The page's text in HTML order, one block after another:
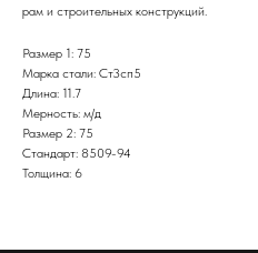
рам и строительных конструкций.
Размер 1: 75
Марка стали: Ст3сп5
Длина: 11.7
Мерность: м/д
Размер 2: 75
Стандарт: 8509-94
Толщина: 6